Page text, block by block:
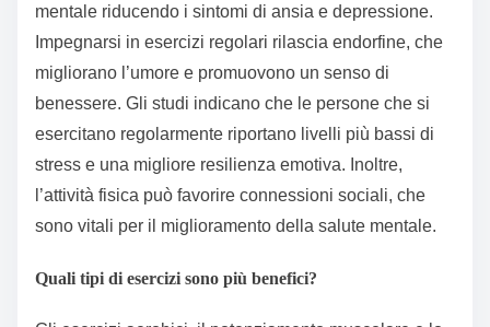
mentale riducendo i sintomi di ansia e depressione.
Impegnarsi in esercizi regolari rilascia endorfine, che
migliorano l’umore e promuovono un senso di
benessere. Gli studi indicano che le persone che si
esercitano regolarmente riportano livelli più bassi di
stress e una migliore resilienza emotiva. Inoltre,
l’attività fisica può favorire connessioni sociali, che
sono vitali per il miglioramento della salute mentale.
Quali tipi di esercizi sono più benefici?